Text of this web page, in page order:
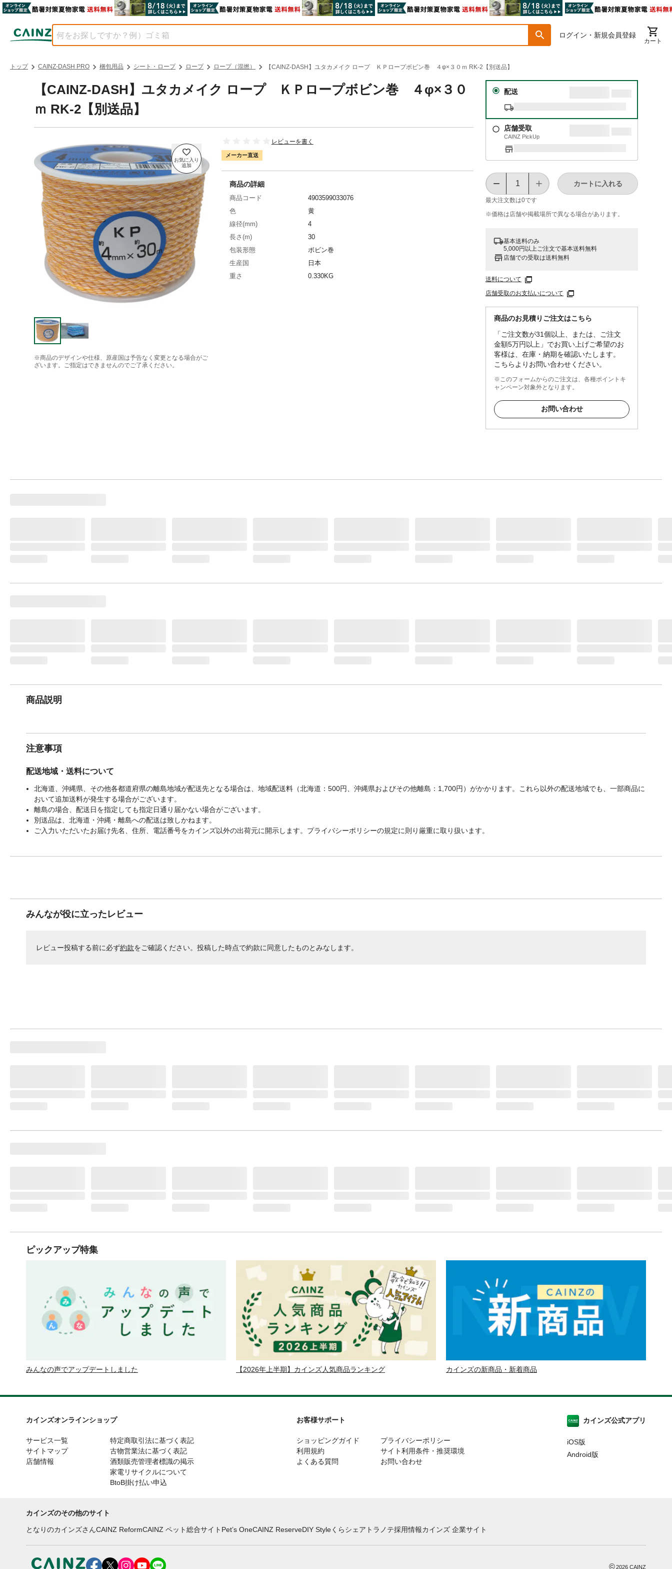
ログイン・新規会員登録
カート
トップ CAINZ-DASH PRO 梱包用品 シート・ロープ ロープ ロープ（混撚） 【CAINZ-DASH】ユタカメイク ロープ ＫＰロープボビン巻 ４φ×３０ｍ RK-2【別送品】
【CAINZ-DASH】ユタカメイク ロープ ＫＰロープボビン巻 ４φ×３０
ｍ RK-2【別送品】
※商品のデザインや仕様、原産国は予告なく変更となる場合がご
ざいます。ご指定はできませんのでご了承ください。
レビューを書く
メーカー直送
配送
店舗受取
CAINZ PickUp
最大注文数は0です
カートに入れる
※価格は​店舗や​掲載場所で​異なる​場合が​あります。
基本送料のみ
5,000円以上ご注文で基本送料無料
店舗での受取は送料無料
送料について
店舗受取のお支払いについて
商品のお見積りご注文はこちら
「ご注文数が31個以上、または、ご注文
金額5万円以上」でお買い上げご希望のお
客様は、在庫・納期を確認いたします。
こちらよりお問い合わせください。
※このフォームからのご注文は、各種ポイントキ
ャンペーン対象外となります。
お問い合わせ
商品の詳細
商品コード
4903599033076
色
黄
線径(mm)
4
長さ(m)
30
包装形態
ボビン巻
生産国
日本
重さ
0.330KG
商品説明
注意事項
配送地域・送料について
北海道、沖縄県、その他各都道府県の離島地域が配送先となる場合は、地域配送料（北海道：500円、沖縄県およびその他離島：1,700円）がかかります。これら以外の配送地域でも、一部商品に
おいて追加送料が発生する場合がございます。
離島の場合、配送日を指定しても指定日通り届かない場合がございます。
別送品は、北海道・沖縄・離島への配送は致しかねます。
ご入力いただいたお届け先名、住所、電話番号をカインズ以外の出荷元に開示します。プライバシーポリシーの規定に則り厳重に取り扱います。
みんなが役に立ったレビュー
レビュー投稿する前に必ず約款をご確認ください。投稿した時点で約款に同意したものとみなします。
ピックアップ特集
みんなの声でアップデートしました 【2026年上半期】カインズ人気商品ランキング カインズの新商品・新着商品
カインズオンラインショップ
サービス一覧
サイトマップ
店舗情報
特定商取引法に基づく表記
古物営業法に基づく表記
酒類販売管理者標識の掲示
家電リサイクルについて
BtoB掛け払い申込
お客様サポート
ショッピングガイド
利用規約
よくある質問
プライバシーポリシー
サイト利用条件・推奨環境
お問い合わせ
カインズ公式アプリ
iOS版
Android版
カインズのその他のサイト
となりのカインズさんCAINZ ReformCAINZ ペット総合サイト Pet’s OneCAINZ ReserveDIY Styleくらシェア トラノテ採用情報カインズ 企業サイト
©2026 CAINZ